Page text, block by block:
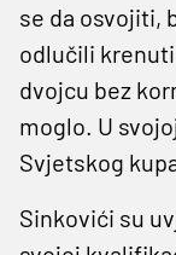
se da osvojiti,
odlučili
dvojcu bez
moglo. U
Svjetskog
Sinkovići su